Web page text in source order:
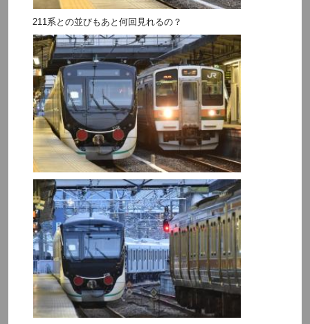
211系との並びもあと何回見れるの？